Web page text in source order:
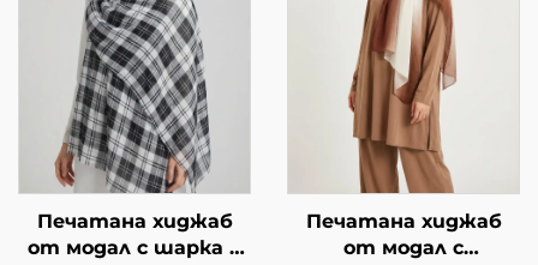
Печатана хиджаб
от модал с шарка в
Печатана хиджаб
от модал с